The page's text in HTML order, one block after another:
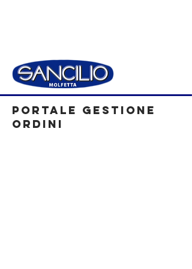
PORTALE GESTIONE
ORDINI